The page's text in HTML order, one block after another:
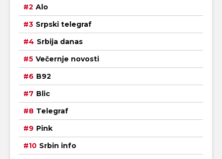
Alo
Srpski telegraf
Srbija danas
Večernje novosti
B92
Blic
Telegraf
Pink
Srbin info